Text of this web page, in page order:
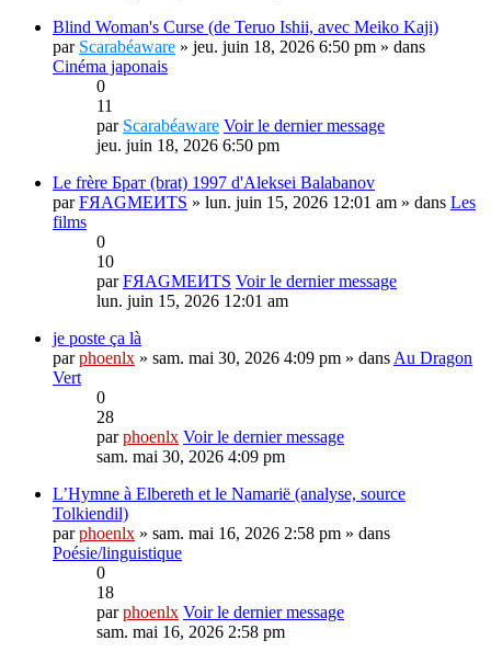
Blind Woman's Curse (de Teruo Ishii, avec Meiko Kaji)
par Scarabéaware » jeu. juin 18, 2026 6:50 pm » dans
Cinéma japonais
0
11
par Scarabéaware Voir le dernier message
jeu. juin 18, 2026 6:50 pm
Le frère Брат (brat) 1997 d'Aleksei Balabanov
parFЯAGMEИTS » lun. juin 15, 2026 12:01 am » dans Les
films
0
10
parFЯAGMEИTS Voir le dernier message
lun. juin 15, 2026 12:01 am
je poste ça là
parphoenlx » sam. mai 30, 2026 4:09 pm » dans Au Dragon
Vert
0
28
parphoenlx Voir le dernier message
sam. mai 30, 2026 4:09 pm
L’Hymne à Elbereth et le Namarië (analyse, source
Tolkiendil)
parphoenlx » sam. mai 16, 2026 2:58 pm » dans
Poésie/linguistique
0
18
parphoenlx Voir le dernier message
sam. mai 16, 2026 2:58 pm